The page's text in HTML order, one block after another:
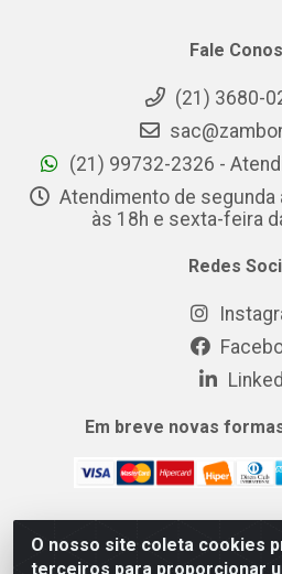
O nosso site coleta cookies
terceiros para proporcionar
Fale
(21) 3680-
(21) 99732-2326 -
Atendimento de segunda
às 18h e sexta-feira
Redes
Em breve novas
MIX CERTO DISTRIBUIDORA DE